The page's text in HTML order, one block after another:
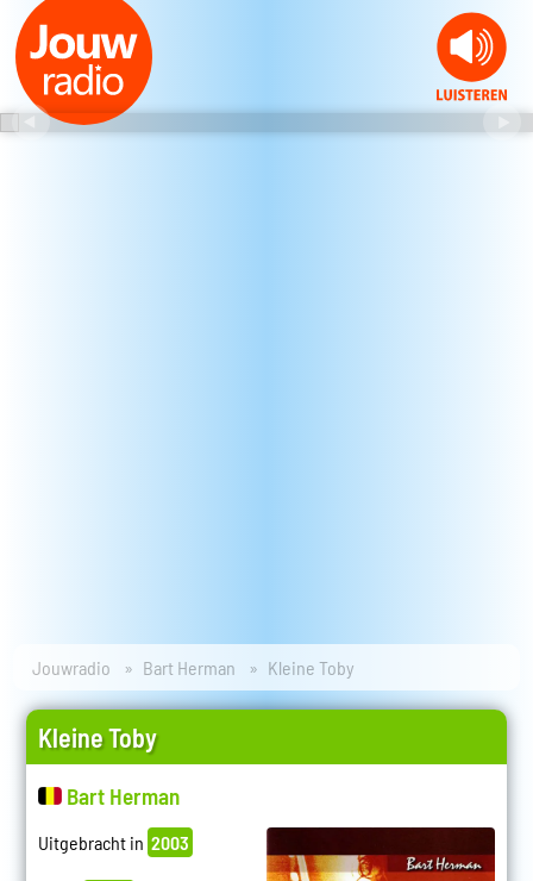
Jouwradio Bart Herman Kleine Toby
Kleine Toby
Bart Herman
Uitgebracht in 2003